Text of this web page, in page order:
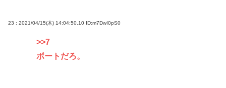
23 : 2021/04/15(木) 14:04:50.10 ID:m7DwI0pS0
>>7
ボートだろ。